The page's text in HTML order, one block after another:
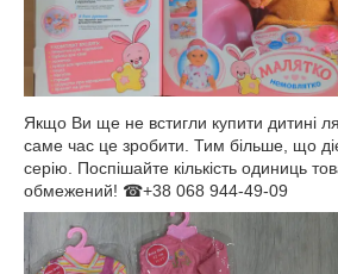
Якщо Ви ще не встигли купити дитині
саме час це зробити. Тим більше, що
серію. Поспішайте кількість одиниць
обмежений! ☎+38 068 944-49-09